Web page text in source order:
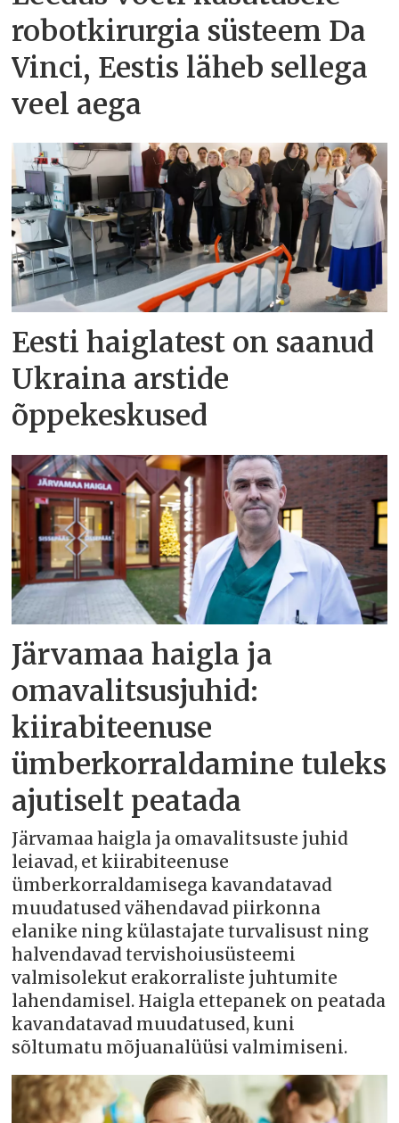
robotkirurgia süsteem Da
Vinci, Eestis läheb sellega
veel aega
Eesti haiglatest on saanud
Ukraina arstide
õppekeskused
Järvamaa haigla ja
omavalitsusjuhid:
kiirabiteenuse
ümberkorraldamine tuleks
ajutiselt peatada
Järvamaa haigla ja omavalitsuste juhid
leiavad, et kiirabiteenuse
ümberkorraldamisega kavandatavad
muudatused vähendavad piirkonna
elanike ning külastajate turvalisust ning
halvendavad tervishoiusüsteemi
valmisolekut erakorraliste juhtumite
lahendamisel. Haigla ettepanek on peatada
kavandatavad muudatused, kuni
sõltumatu mõjuanalüüsi valmimiseni.